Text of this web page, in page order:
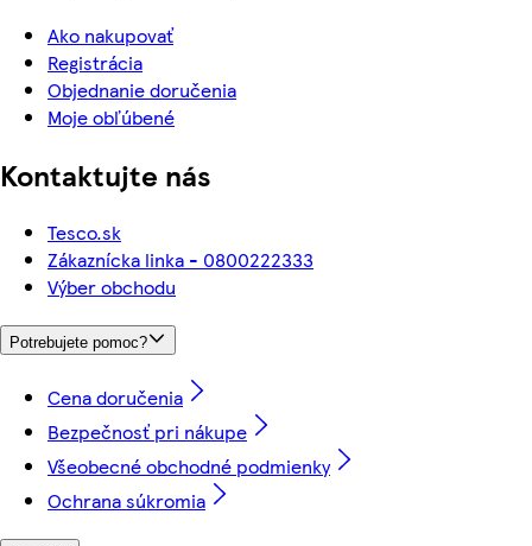
Ako nakupovať
Registrácia
Objednanie doručenia
Moje obľúbené
Kontaktujte nás
Tesco.sk
Zákaznícka linka - 0800222333
Výber obchodu
Potrebujete pomoc?
Cena doručenia
Bezpečnosť pri nákupe
Všeobecné obchodné podmienky
Ochrana súkromia